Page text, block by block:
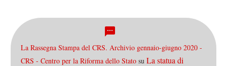
La Rassegna Stampa del CRS. Archivio gennaio-giugno 2020 -
CRS - Centro per la Riforma dello Stato su La statua di